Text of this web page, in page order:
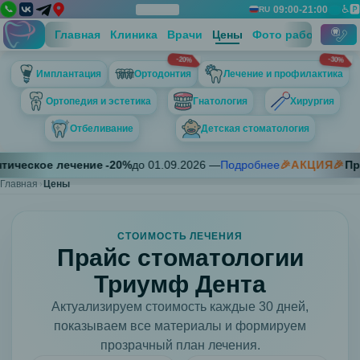
📞 RU 09:00-21:00 ♿🅿️
Технический блок контактов
Телефон 1
+7 (812) 697-67-13
Телефон 2
+7 (911) 757-57-38
Санкт-Петербург, пр. Луначарского д. 7, корп. 1
График работы
Пн 09:00-21:00; Вт 09:00-21:00; Ср 09:00-21:00; Чт 09:00-
Главная Клиника Врачи Цены Фото работ
Имплантация
-20%
Ортодонтия
-30%
Лечение и профилактика
Ортопедия и эстетика Гнатология Хирургия
Отбеливание Детская стоматология
Имплантация
Ортодонтия
Shiny,
лечение -20%до01.09.2026—Подробнее🎉АКЦИЯ🎉
Панель Закрыть
Главная Цены
СТОИМОСТЬ ЛЕЧЕНИЯ
Прайс стоматологии
Триумф Дента
Актуализируем стоимость каждые 30 дней,
показываем все материалы и формируем
прозрачный план лечения.